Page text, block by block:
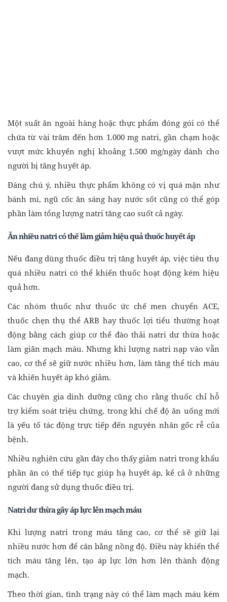
Một suất ăn ngoài hàng hoặc thực phẩm đóng gói có thể
chứa từ vài trăm đến hơn 1.000 mg natri, gần chạm hoặc
vượt mức khuyến nghị khoảng 1.500 mg/ngày dành cho
người bị tăng huyết áp.
Đáng chú ý, nhiều thực phẩm không có vị quá mặn như
bánh mì, ngũ cốc ăn sáng hay nước sốt cũng có thể góp
phần làm tổng lượng natri tăng cao suốt cả ngày.
Ăn nhiều natri có thể làm giảm hiệu quả thuốc huyết áp
Nếu đang dùng thuốc điều trị tăng huyết áp, việc tiêu thụ
quá nhiều natri có thể khiến thuốc hoạt động kém hiệu
quả hơn.
Các nhóm thuốc như thuốc ức chế men chuyển ACE,
thuốc chẹn thụ thể ARB hay thuốc lợi tiểu thường hoạt
động bằng cách giúp cơ thể đào thải natri dư thừa hoặc
làm giãn mạch máu. Nhưng khi lượng natri nạp vào vẫn
cao, cơ thể sẽ giữ nước nhiều hơn, làm tăng thể tích máu
và khiến huyết áp khó giảm.
Các chuyên gia dinh dưỡng cũng cho rằng thuốc chỉ hỗ
trợ kiểm soát triệu chứng, trong khi chế độ ăn uống mới
là yếu tố tác động trực tiếp đến nguyên nhân gốc rễ của
bệnh.
Nhiều nghiên cứu gần đây cho thấy giảm natri trong khẩu
phần ăn có thể tiếp tục giúp hạ huyết áp, kể cả ở những
người đang sử dụng thuốc điều trị.
Natri dư thừa gây áp lực lên mạch máu
Khi lượng natri trong máu tăng cao, cơ thể sẽ giữ lại
nhiều nước hơn để cân bằng nồng độ. Điều này khiến thể
tích máu tăng lên, tạo áp lực lớn hơn lên thành động
mạch.
Theo thời gian, tình trạng này có thể làm mạch máu kém